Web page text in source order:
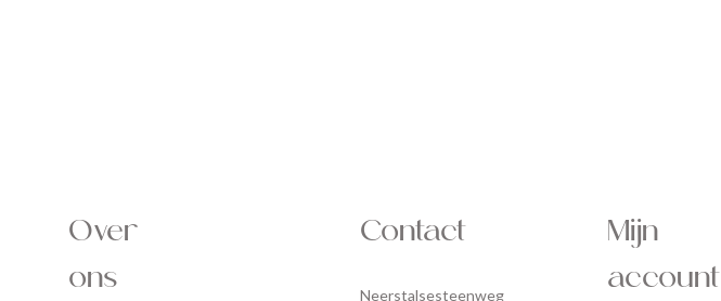
Over
ons
Contact
Neerstalsesteenweg
Mijn
account